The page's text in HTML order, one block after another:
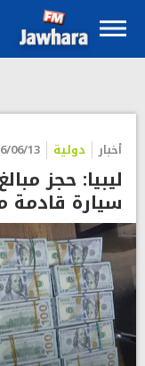
أخبار دولية 13 08:00
ليبيا: حجز
سيارة